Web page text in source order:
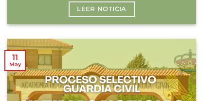
LEER NOTICIA
11
May